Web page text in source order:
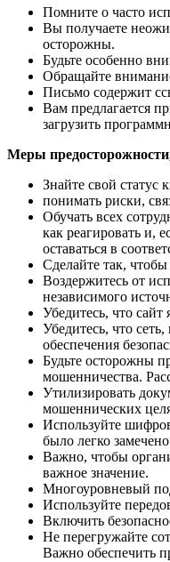
Помните о часто
Вы получаете
осторожны.
Будьте особенно
Обращайте
Письмо содержит
Вам предлагается
загрузить
Меры
Знайте свой статус
понимать риски,
Обучать всех
как реагировать и,
оставаться в
Сделайте так,
Воздержитесь от
независимого
Убедитесь, что
Убедитесь, что
обеспечения
Будьте осторожны
мошенничества.
Утилизировать
мошеннических
Используйте
было легко
Важно, чтобы
важное значение.
Многоуровневый
Используйте
Включить
Не перегружайте
Важно обеспечить